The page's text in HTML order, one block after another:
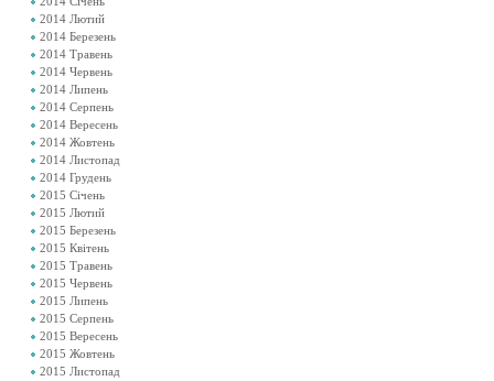
2014 Лютий
2014 Березень
2014 Травень
2014 Червень
2014 Липень
2014 Серпень
2014 Вересень
2014 Жовтень
2014 Листопад
2014 Грудень
2015 Січень
2015 Лютий
2015 Березень
2015 Квітень
2015 Травень
2015 Червень
2015 Липень
2015 Серпень
2015 Вересень
2015 Жовтень
2015 Листопад